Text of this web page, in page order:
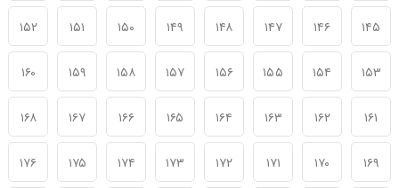
۱۴۵ ۱۴۶ ۱۴۷ ۱۴۸ ۱۴۹ ۱۵۰ ۱۵۱ ۱۵۲
۱۵۳ ۱۵۴ ۱۵۵ ۱۵۶ ۱۵۷ ۱۵۸ ۱۵۹ ۱۶۰
۱۶۱ ۱۶۲ ۱۶۳ ۱۶۴ ۱۶۵ ۱۶۶ ۱۶۷ ۱۶۸
۱۶۹ ۱۷۰ ۱۷۱ ۱۷۲ ۱۷۳ ۱۷۴ ۱۷۵ ۱۷۶